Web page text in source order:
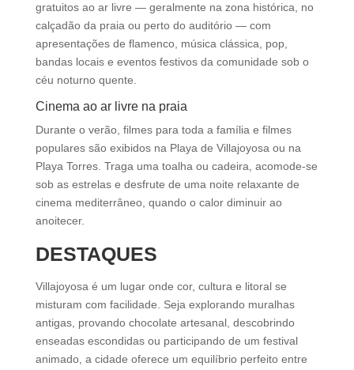
gratuitos ao ar livre — geralmente na zona histórica, no
calçadão da praia ou perto do auditório — com
apresentações de flamenco, música clássica, pop,
bandas locais e eventos festivos da comunidade sob o
céu noturno quente.
Cinema ao ar livre na praia
Durante o verão, filmes para toda a família e filmes
populares são exibidos na Playa de Villajoyosa ou na
Playa Torres. Traga uma toalha ou cadeira, acomode-se
sob as estrelas e desfrute de uma noite relaxante de
cinema mediterrâneo, quando o calor diminuir ao
anoitecer.
DESTAQUES
Villajoyosa é um lugar onde cor, cultura e litoral se
misturam com facilidade. Seja explorando muralhas
antigas, provando chocolate artesanal, descobrindo
enseadas escondidas ou participando de um festival
animado, a cidade oferece um equilíbrio perfeito entre